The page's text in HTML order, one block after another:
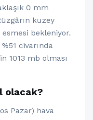
0 mm
kuzey
esmesi bekleniyor.
civarında
1013 mb olması
olacak?
Pazar) hava